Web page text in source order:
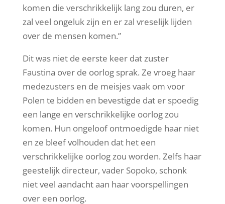
komen die verschrikkelijk lang zou duren, er
zal veel ongeluk zijn en er zal vreselijk lijden
over de mensen komen.”
Dit was niet de eerste keer dat zuster
Faustina over de oorlog sprak. Ze vroeg haar
medezusters en de meisjes vaak om voor
Polen te bidden en bevestigde dat er spoedig
een lange en verschrikkelijke oorlog zou
komen. Hun ongeloof ontmoedigde haar niet
en ze bleef volhouden dat het een
verschrikkelijke oorlog zou worden. Zelfs haar
geestelijk directeur, vader Sopoko, schonk
niet veel aandacht aan haar voorspellingen
over een oorlog.